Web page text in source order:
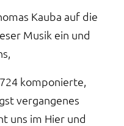
Kauba auf die
Musik ein und
komponierte,
vergangenes
uns im Hier und